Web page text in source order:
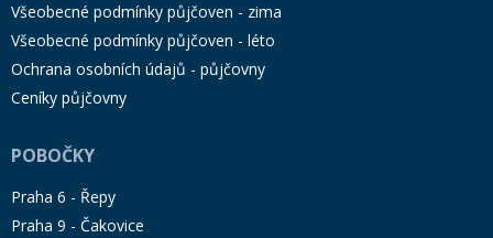
Všeobecné podmínky půjčoven - zima
Všeobecné podmínky půjčoven - léto
Ochrana osobních údajů - půjčovny
Ceníky půjčovny
POBOČKY
Praha 6 - Řepy
Praha 9 - Čakovice